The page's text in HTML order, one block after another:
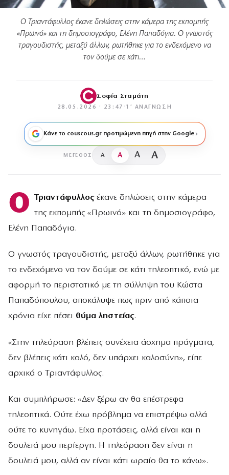
Ο Τριαντάφυλλος έκανε δηλώσεις στην κάμερα της εκπομπής
«Πρωινό» και τη δημοσιογράφο, Ελένη Παπαδόγια. Ο γνωστός
τραγουδιστής, μεταξύ άλλων, ρωτήθηκε για το ενδεχόμενο να
τον δούμε σε κάτι…
Σοφία Σταμάτη
28.05.2026 · 23:47 · 1′ ΑΝΆΓΝΩΣΗ
Κάνε το couscous.gr προτιμώμενη πηγή στην Google
ΜΈΓΕΘΟΣ A A A A
Ο Τριαντάφυλλοςέκανε δηλώσεις στην κάμερα
της εκπομπής «Πρωινό» και τη δημοσιογράφο,
Ελένη Παπαδόγια.
Ο γνωστός τραγουδιστής, μεταξύ άλλων, ρωτήθηκε για
το ενδεχόμενο να τον δούμε σε κάτι τηλεοπτικό, ενώ με
αφορμή το περιστατικό με τη σύλληψη του Κώστα
Παπαδόπουλου, αποκάλυψε πως πριν από κάποια
χρόνια είχε πέσει θύμα ληστείας.
«Στην τηλεόραση βλέπεις συνέχεια άσχημα πράγματα,
δεν βλέπεις κάτι καλό, δεν υπάρχει καλοσύνη», είπε
αρχικά ο Τριαντάφυλλος.
Και συμπλήρωσε: «Δεν ξέρω αν θα επέστρεφα
τηλεοπτικά. Ούτε έχω πρόβλημα να επιστρέψω αλλά
ούτε το κυνηγάω. Είχα προτάσεις, αλλά είναι και η
δουλειά μου περίεργη. Η τηλεόραση δεν είναι η
δουλειά μου, αλλά αν είναι κάτι ωραίο θα το κάνω».